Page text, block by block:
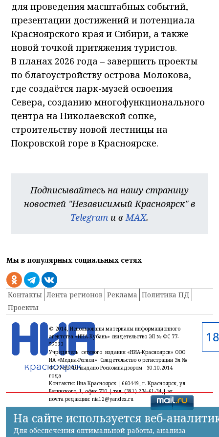
для проведения масштабных событий,
презентации достижений и потенциала
Красноярского края и Сибири, а также
новой точкой притяжения туристов.
В планах 2026 года – завершить проекты
по благоустройству острова Молокова,
где создаётся парк-музей освоения
Севера, созданию многофункционального
центра на Николаевской сопке,
строительству новой лестницы на
Покровской горе в Красноярске.
Подписывайтесь на нашу страницу
новостей "Независимый Красноярск" в
Telegram и вMAX.
Мы в популярных социальных сетях
Контакты Лента регионов Реклама Политика ПД
Проекты
© 2014, Использованы материалы информационного
агентства «НИА-Кубань» свидетельство ЭЛ № ФС 77-
52023
Учредитель сетевого издания «НИА-Красноярск» ООО
ИА «Медиа-Регион» Свидетельство о регистрации Эл №
ФС77-59710 выдано Роскомнадзором 30.10.2014
года
Контакты: Ниа-Красноярск | 660449, г. Красноярск, ул.
Белинского, 1, офис 700 | тел. (391) 274-61-34,| эл.
почта редакции: nia12@yandex.ru
На сайте используется веб-
Для обеспечения оптимальной работы, анализа